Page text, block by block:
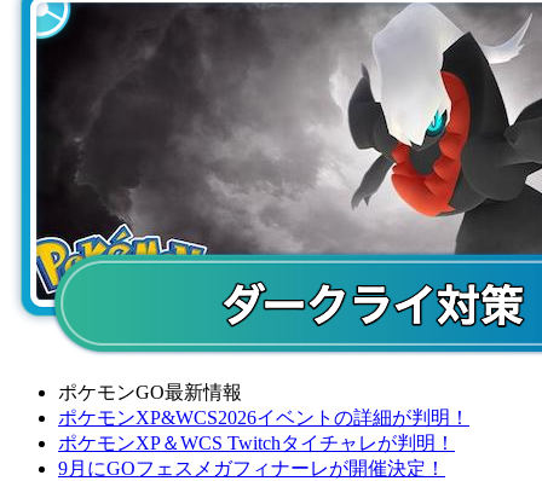
ポケモンGO最新情報
ポケモンXP&WCS2026イベントの詳細が判明！
ポケモンXP＆WCS Twitchタイチャレが判明！
9月にGOフェスメガフィナーレが開催決定！